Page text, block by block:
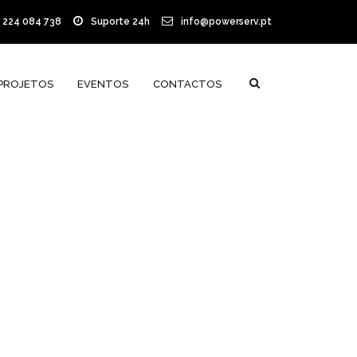
224 084 738 Suporte 24h info@powerserv.pt
EVENTOS CONTACTOS